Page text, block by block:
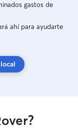
gastos de
ahí para ayudarte